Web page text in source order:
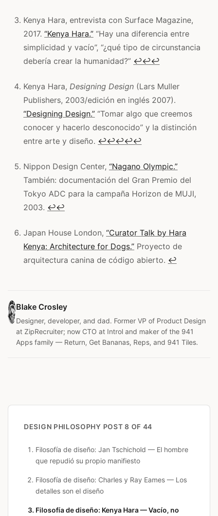
Kenya Hara, entrevista con Surface Magazine,
2017. “Kenya Hara.” “Hay una diferencia entre
simplicidad y vacío”, “¿qué tipo de circunstancia
debería crear la humanidad?” ↩↩↩
Kenya Hara, Designing Design (Lars Muller
Publishers, 2003/edición en inglés 2007).
“Designing Design.” “Tomar algo que creemos
conocer y hacerlo desconocido” y la distinción
entre arte y diseño. ↩↩↩↩↩
Nippon Design Center, “Nagano Olympic.”
También: documentación del Gran Premio del
Tokyo ADC para la campaña Horizon de MUJI,
2003. ↩↩
Japan House London, “Curator Talk by Hara
Kenya: Architecture for Dogs.” Proyecto de
arquitectura canina de código abierto. ↩
Blake Crosley
Designer, developer, and dad. Former VP of Product Design
at ZipRecruiter; now CTO at Introl and maker of the 941
Apps family — Return, Get Bananas, Reps, and 941 Tiles.
DESIGN PHILOSOPHY POST 8 OF 44
Filosofía de diseño: Jan Tschichold — El hombre
que repudió su propio manifiesto
Filosofía de diseño: Charles y Ray Eames — Los
detalles son el diseño
Filosofía de diseño: Kenya Hara — Vacío, no